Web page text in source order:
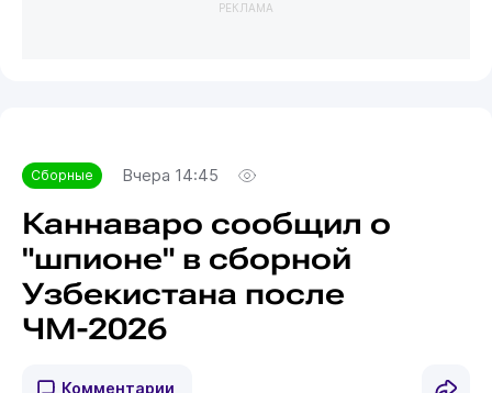
РЕКЛАМА
Сборные Вчера 14:45
Каннаваро сообщил о
"шпионе" в сборной
Узбекистана после
ЧМ-2026
Комментарии